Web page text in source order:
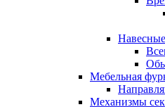
Мебельная
Механизмы